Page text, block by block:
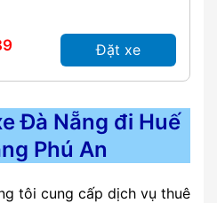
Đặt xe
Đà Nẵng đi Huế
Phú An
tôi cung cấp dịch vụ thuê